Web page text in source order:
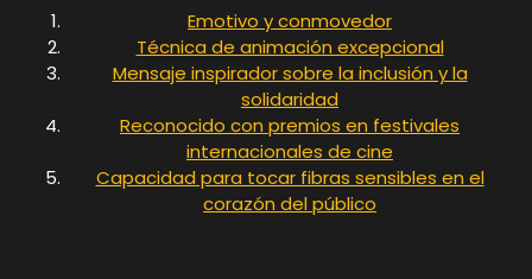
Emotivo y conmovedor
Técnica de animación excepcional
Mensaje inspirador sobre la inclusión y la
solidaridad
Reconocido con premios en festivales
internacionales de cine
Capacidad para tocar fibras sensibles en el
corazón del público